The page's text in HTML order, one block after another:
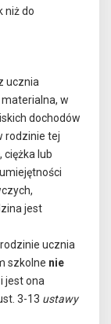
niż do
ucznia
w
dochodów
rodzinie tej
ciężka lub
jest
ucznia
szkolne nie
i jest ona
3-13 ustawy